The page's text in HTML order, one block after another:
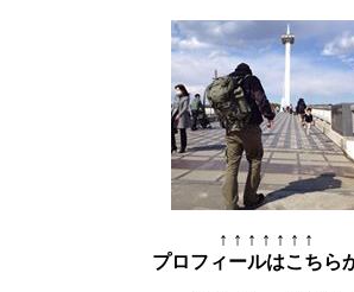
↑ ↑ ↑ ↑ ↑ ↑ ↑
プロフィールはこちら